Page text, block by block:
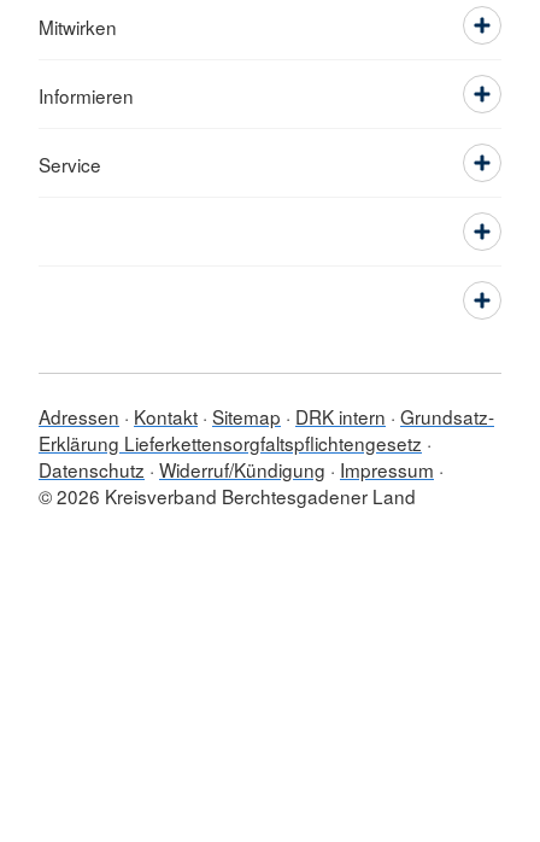
Mitwirken
Informieren
Service
Adressen Kontakt Sitemap DRK intern Grundsatz-
Erklärung Lieferkettensorgfaltspflichtengesetz
Datenschutz Widerruf/Kündigung
Impressum
© 2026 Kreisverband Berchtesgadener Land